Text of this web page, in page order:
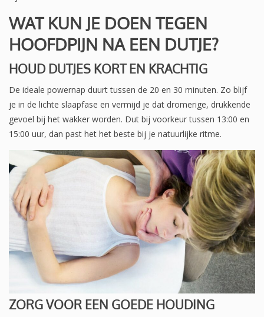
WAT KUN JE DOEN TEGEN
HOOFDPIJN NA EEN DUTJE?
HOUD DUTJES KORT EN KRACHTIG
De ideale powernap duurt tussen de 20 en 30 minuten. Zo blijf
je in de lichte slaapfase en vermijd je dat dromerige, drukkende
gevoel bij het wakker worden. Dut bij voorkeur tussen 13:00 en
15:00 uur, dan past het het beste bij je natuurlijke ritme.
ZORG VOOR EEN GOEDE HOUDING